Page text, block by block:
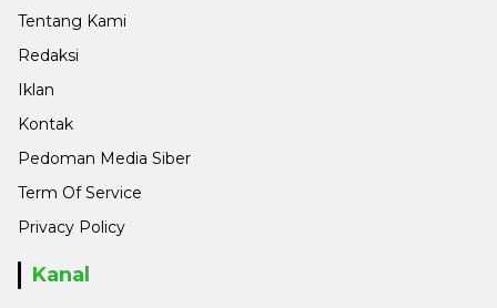
Tentang Kami
Redaksi
Iklan
Kontak
Pedoman Media Siber
Term Of Service
Privacy Policy
Kanal